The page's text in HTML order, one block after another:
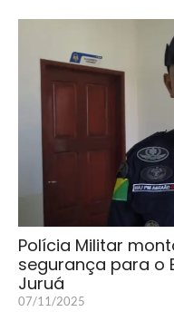
Polícia Militar
segurança para o
Juruá
07/11/2025